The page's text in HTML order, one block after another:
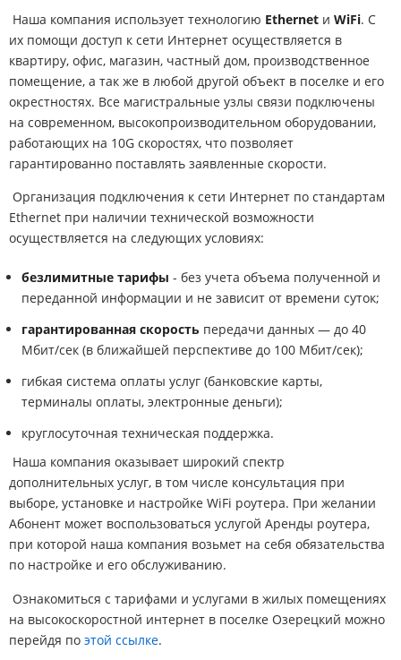
Наша компания использует технологию Ethernet и WiFi. С
их помощи доступ к сети Интернет осуществляется в
квартиру, офис, магазин, частный дом, производственное
помещение, а так же в любой другой объект в поселке и его
окрестностях. Все магистральные узлы связи подключены
на современном, высокопроизводительном оборудовании,
работающих на 10G скоростях, что позволяет
гарантированно поставлять заявленные скорости.
Организация подключения к сети Интернет по стандартам
Ethernet при наличии технической возможности
осуществляется на следующих условиях:
безлимитные тарифы - без учета объема полученной и
переданной информации и не зависит от времени суток;
гарантированная скорость передачи данных — до 40
Мбит/сек (в ближайшей перспективе до 100 Мбит/сек);
гибкая система оплаты услуг (банковские карты,
терминалы оплаты, электронные деньги);
круглосуточная техническая поддержка.
Наша компания оказывает широкий спектр
дополнительных услуг, в том числе консультация при
выборе, установке и настройке WiFi роутера. При желании
Абонент может воспользоваться услугой Аренды роутера,
при которой наша компания возьмет на себя обязательства
по настройке и его обслуживанию.
Ознакомиться с тарифами и услугами в жилых помещениях
на высокоскоростной интернет в поселке Озерецкий можно
перейдя по этой ссылке.